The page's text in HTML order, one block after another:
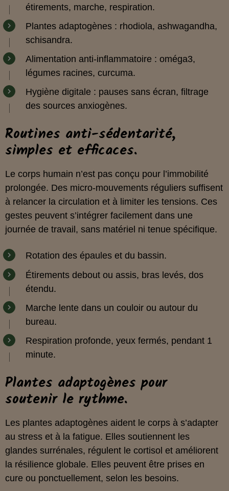
étirements, marche, respiration.
Plantes adaptogènes : rhodiola, ashwagandha,
schisandra.
Alimentation anti-inflammatoire : oméga3,
légumes racines, curcuma.
Hygiène digitale : pauses sans écran, filtrage
des sources anxiogènes.
Routines anti-sédentarité,
simples et efficaces.
Le corps humain n’est pas conçu pour l’immobilité
prolongée. Des micro-mouvements réguliers suffisent
à relancer la circulation et à limiter les tensions. Ces
gestes peuvent s’intégrer facilement dans une
journée de travail, sans matériel ni tenue spécifique.
Rotation des épaules et du bassin.
Étirements debout ou assis, bras levés, dos
étendu.
Marche lente dans un couloir ou autour du
bureau.
Respiration profonde, yeux fermés, pendant 1
minute.
Plantes adaptogènes pour
soutenir le rythme.
Les plantes adaptogènes aident le corps à s’adapter
au stress et à la fatigue. Elles soutiennent les
glandes surrénales, régulent le cortisol et améliorent
la résilience globale. Elles peuvent être prises en
cure ou ponctuellement, selon les besoins.